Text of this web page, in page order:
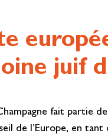
juif
fait partie
de l’Europe, en